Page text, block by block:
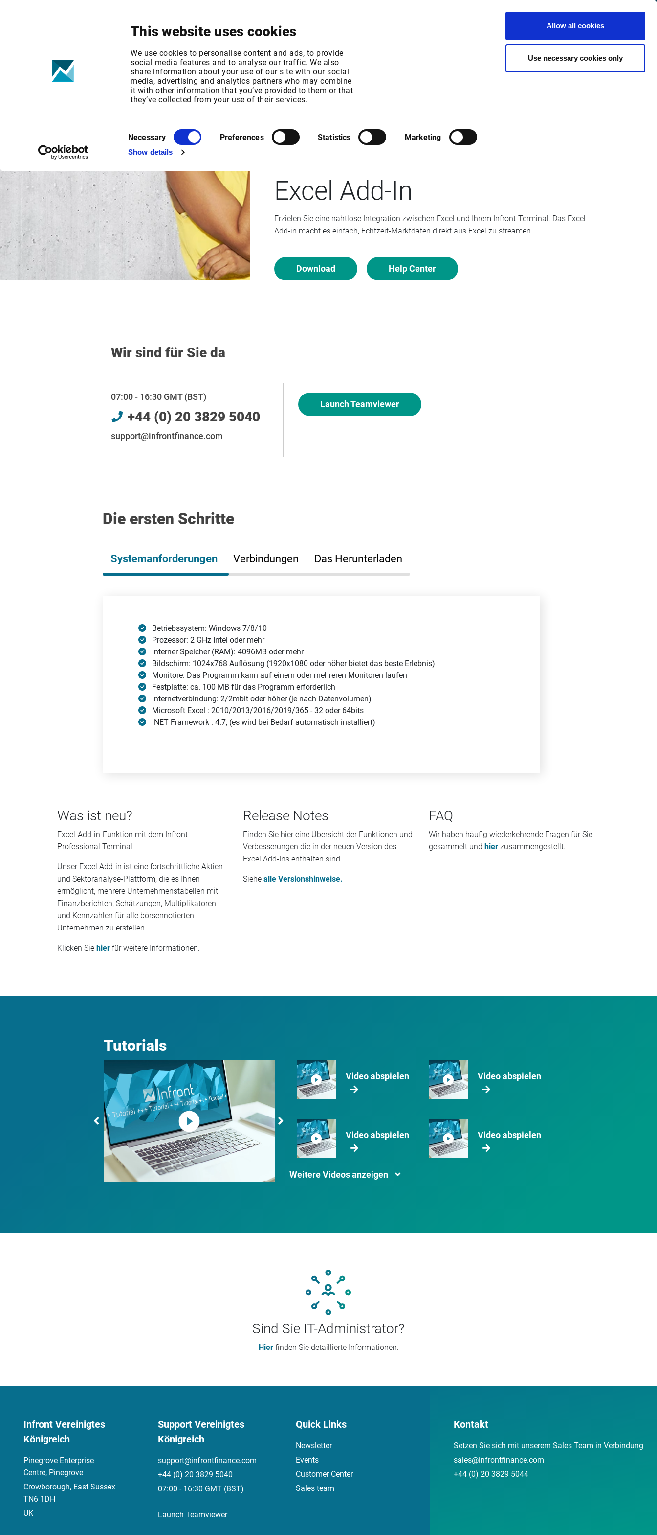
This website uses cookies
We use cookies to personalise content and ads, to provide
social media features and to analyse our traffic. We also
share information about your use of our site with our social
media, advertising and analytics partners who may combine
it with other information that you’ve provided to them or that
they’ve collected from your use of their services.
Selection
Necessary Preferences Statistics Marketing
Show details
Allow all cookies
Use necessary cookies only
Vereinigtes
Deutsch
Customer
Center
EXCEL ADD-IN
Excel Add-In
Erzielen Sie eine nahtlose Integration zwischen Excel und Ihrem Infront-Terminal. Das Excel
Add-in macht es einfach, Echtzeit-Marktdaten direkt aus Excel zu streamen.
Download Help Center
Wir sind für Sie da
07:00 - 16:30 GMT (BST)
+44 (0) 20 3829 5040
support@infrontfinance.com
Launch Teamviewer
Die ersten Schritte
Systemanforderungen Verbindungen Das Herunterladen
Betriebssystem: Windows 7/8/10
Prozessor: 2 GHz Intel oder mehr
Interner Speicher (RAM): 4096MB oder mehr
Bildschirm: 1024x768 Auflösung (1920x1080 oder höher bietet das beste Erlebnis)
Monitore: Das Programm kann auf einem oder mehreren Monitoren laufen
Festplatte: ca. 100 MB für das Programm erforderlich
Internetverbindung: 2/2mbit oder höher (je nach Datenvolumen)
Microsoft Excel : 2010/2013/2016/2019/365 - 32 oder 64bits
.NET Framework : 4.7, (es wird bei Bedarf automatisch installiert)
Was ist neu?
Excel-Add-in-Funktion mit dem Infront
Professional Terminal
Unser Excel Add-in ist eine fortschrittliche Aktien-
und Sektoranalyse-Plattform, die es Ihnen
ermöglicht, mehrere Unternehmenstabellen mit
Finanzberichten, Schätzungen, Multiplikatoren
und Kennzahlen für alle börsennotierten
Unternehmen zu erstellen.
Klicken Sie hier für weitere Informationen.
Release Notes
Finden Sie hier eine Übersicht der Funktionen und
Verbesserungen die in der neuen Version des
Excel Add-Ins enthalten sind.
Siehe alle Versionshinweise.
FAQ
Wir haben häufig wiederkehrende Fragen für Sie
gesammelt und hier zusammengestellt.
Tutorials
Video abspielen Video abspielen
Video abspielen Video abspielen
Weitere Videos anzeigen
Sind Sie IT-Administrator?
Hierfinden Sie detaillierte Informationen.
Infront Vereinigtes
Königreich
Pinegrove Enterprise
Centre, Pinegrove
Crowborough, East Sussex
TN6 1DH
UK
Support Vereinigtes
Königreich
support@infrontfinance.com
+44 (0) 20 3829 5040
07:00 - 16:30 GMT (BST)
Launch Teamviewer
Quick Links
Newsletter
Events
Customer Center
Sales team
Kontakt
Setzen Sie sich mit unserem Sales Team in Verbindung
sales@infrontfinance.com
+44 (0) 20 3829 5044